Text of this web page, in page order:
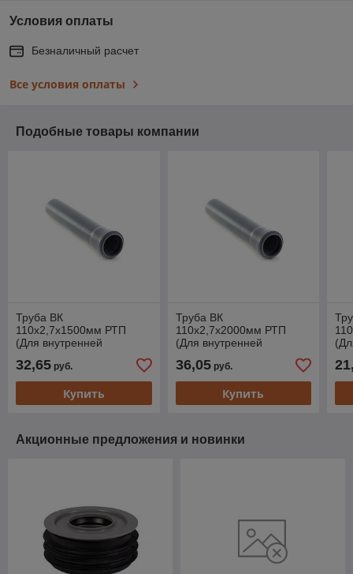
Условия оплаты
Безналичный расчет
Все условия оплаты
Подобные товары компании
Труба ВК
110х2,7х1500мм РТП
(Для внутренней
(РосТурПласт)
32,65 руб.
Купить
Труба ВК
110х2,7х2000мм РТП
(Для внутренней
(РосТурПласт)
36,05руб.
Купить
Акционные предложения и новинки